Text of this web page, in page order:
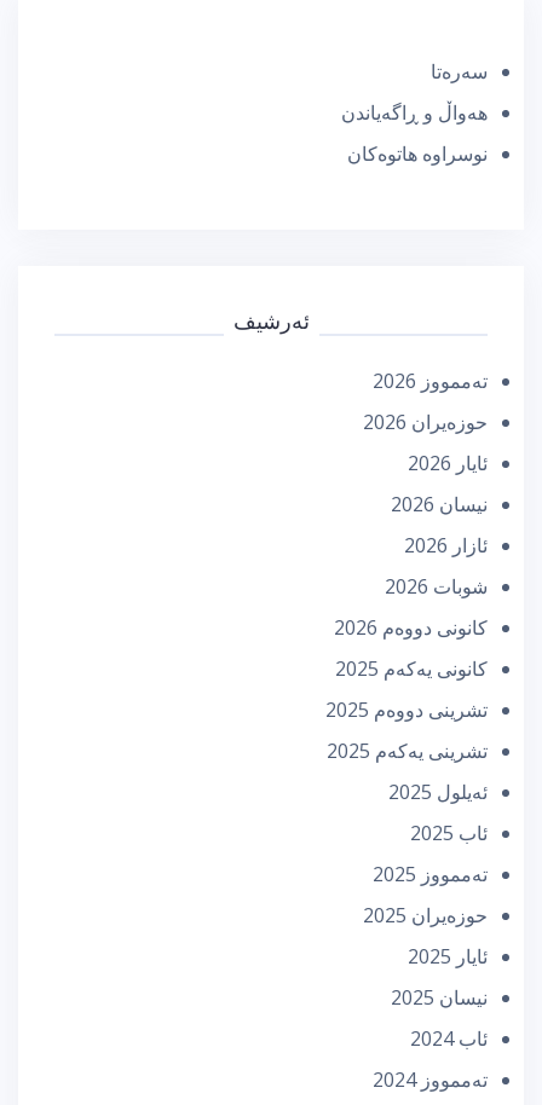
سەرەتا
هەواڵ و ڕاگەیاندن
نوسراوە هاتوەکان
ئەرشیف
تەممووز 2026
حوزه‌یران 2026
ئایار 2026
نیسان 2026
ئازار 2026
شوبات 2026
كانونی دووه‌م 2026
كانونی یه‌كه‌م 2025
تشرینی دووه‌م 2025
تشرینی یه‌كه‌م 2025
ئه‌یلول 2025
ئاب 2025
تەممووز 2025
حوزه‌یران 2025
ئایار 2025
نیسان 2025
ئاب 2024
تەممووز 2024